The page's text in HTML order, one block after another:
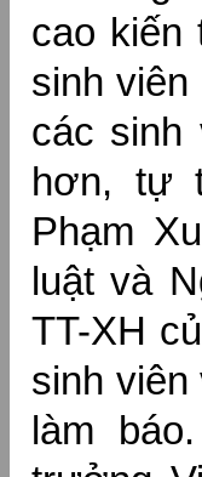
cao kiến
sinh
các sinh
hơn, tự
Phạm
luật và
TT-XH
sinh viên
làm